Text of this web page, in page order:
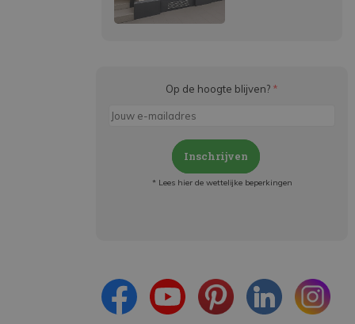
Op de hoogte blijven? *
Inschrijven
* Lees hier de wettelijke beperkingen